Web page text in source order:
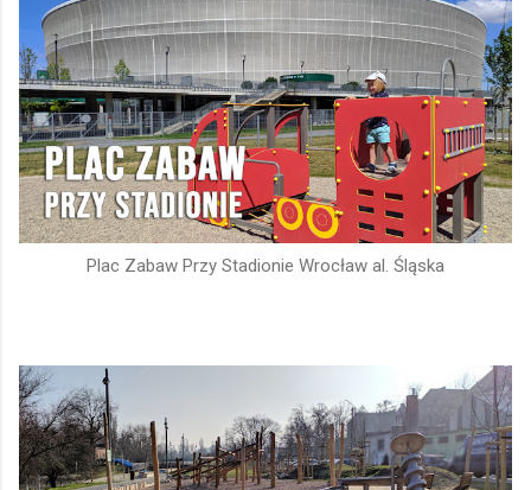
Plac Zabaw Przy Stadionie Wrocław al. Śląska